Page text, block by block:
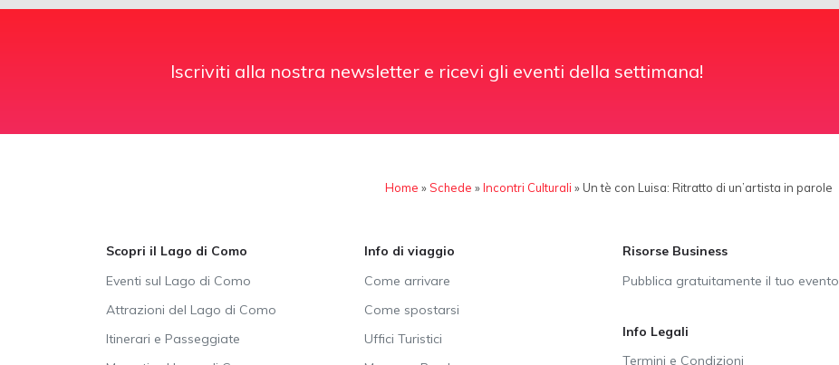
Iscriviti alla nostra newsletter e ricevi gli eventi della settimana!
Home »Schede »Incontri Culturali » Un tè con Luisa: Ritratto di un’artista in parole
Scopri il Lago di Como
Eventi sul Lago di Como
Attrazioni del Lago di Como
Itinerari e Passeggiate
Info di viaggio
Come arrivare
Come spostarsi
Uffici Turistici
Risorse Business
Pubblica gratuitamente il tuo evento
Info Legali
Termini e Condizioni